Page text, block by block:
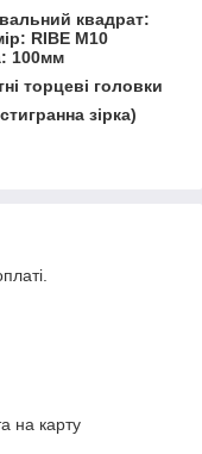
квадрат:
RIBE M10
100мм
торцеві головки
зірка)
на карту